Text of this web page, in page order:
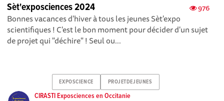
976
Sèt'exposciences 2024
Bonnes vacances d'hiver à tous les jeunes Sèt'expo
scientifiques ! C'est le bon moment pour décider d'un sujet
de projet qui "déchire" ! Seul ou...
EXPOSCIENCE PROJETDEJEUNES
CIRASTI Exposciences en Occitanie